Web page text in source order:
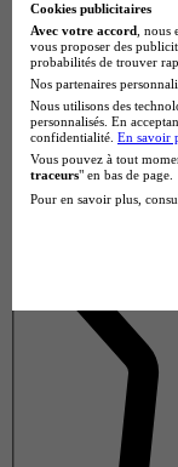
Note de 1 sur 5
Cookies publicitaires
Avec votre accord ,
vous proposer des
probabilités de trouver
Nos partenaires
Nous utilisons des
personnalisés. En
confidentialité. En savoir
Vous pouvez à tout
traceurs" en bas de page.
Pour en savoir plus,